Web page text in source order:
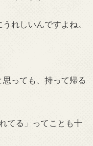
れしいんですよね。
っても、持って帰る
てる」ってことも十